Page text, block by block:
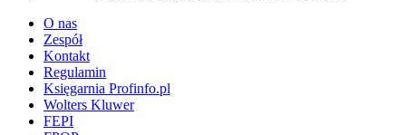
O nas
Zespół
Kontakt
Regulamin
Księgarnia Profinfo.pl
Wolters Kluwer
FEPI